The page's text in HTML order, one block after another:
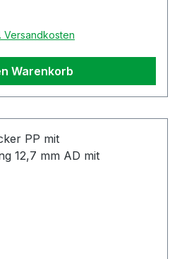
Versandkosten
Warenkorb